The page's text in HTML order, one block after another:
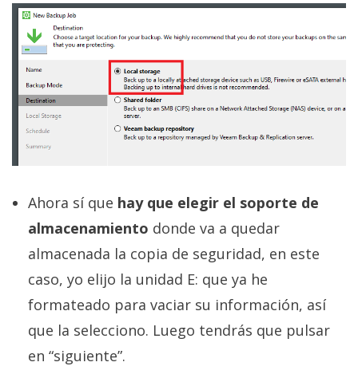
Ahora sí que hay que elegir el soporte de
almacenamiento donde va a quedar
almacenada la copia de seguridad, en este
caso, yo elijo la unidad E: que ya he
formateado para vaciar su información, así
que la selecciono. Luego tendrás que pulsar
en “siguiente”.